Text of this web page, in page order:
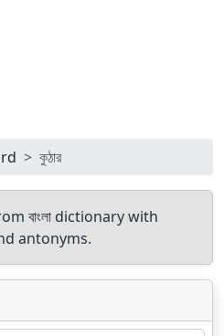
কুঠার
বাংলা dictionary with
antonyms.